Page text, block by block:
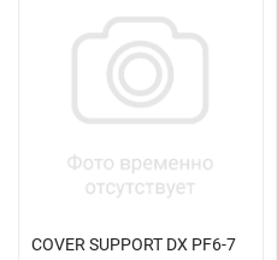
COVER SUPPORT DX PF6-7